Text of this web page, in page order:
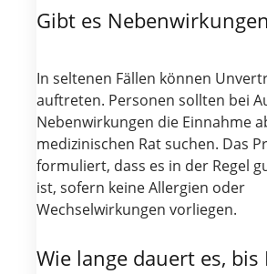
Gibt es
In seltenen Fällen können
auftreten. Personen sollten bei
Nebenwirkungen die Einnahme
medizinischen Rat suchen. Das
formuliert, dass es in der Regel
ist, sofern keine Allergien oder
Wechselwirkungen vorliegen.
Wie lange dauert es, bis